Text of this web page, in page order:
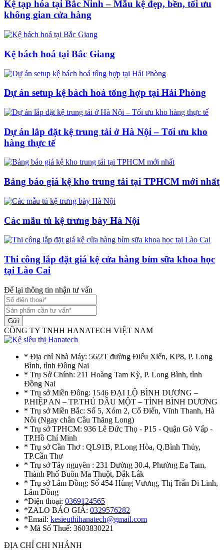
Kệ tạp hóa tại Bắc Ninh – Mẫu kệ đẹp, bền, tối ưu
không gian cửa hàng
Kệ bách hoá tại Bắc Giang
Dự án setup kệ bách hoá tổng hợp tại Hải Phòng
Dự án lắp đặt kệ trung tải ở Hà Nội – Tối ưu kho
hàng thực tế
Bảng báo giá kệ kho trung tải tại TPHCM mới nhất
Các mẫu tủ kệ trưng bày Hà Nội
Thi công lắp đặt giá kệ cửa hàng bỉm sữa khoa học
tại Lào Cai
Để lại thông tin nhận tư vấn
Gửi
CÔNG TY TNHH HANATECH VIỆT NAM
* Địa chỉ Nhà Máy: 56/2T đường Điểu Xiển, KP8, P. Long
Bình, tỉnh Đồng Nai
* Trụ Sở Chính: 211 Hoàng Tam Kỳ, P. Long Bình, tỉnh
Đồng Nai
* Trụ sở Miền Đông: 1546 ĐẠI LỘ BÌNH DƯƠNG –
P.HIỆP AN – TP.THỦ DẦU MỘT – TỈNH BÌNH DƯƠNG
* Trụ sở Miền Bắc: Số 5, Xóm 2, Cổ Điển, Vĩnh Thanh, Hà
Nôi (Ngay chân Cầu Thăng Long)
* Trụ sở TPHCM: 936 Lê Đức Thọ - P15 - Quận Gò Vấp -
TP.Hồ Chí Minh
* Trụ sở Cần Thơ : QL91B, P.Long Hòa, Q.Bình Thủy,
TP.Cần Thơ
* Trụ sở Tây nguyên : 231 Đường 30.4, Phường Ea Tam,
Thành Phố Buôn Ma Thuột, Đắk Lắk
* Trụ sở Lâm Đồng: Số 454 Hùng Vương, Thị Trấn Di Linh,
Lâm Đồng
*Điện thoại: 0369124565
*ZALO BÁO GIÁ: 0329576282
*Email: kesieuthihanatech@gmail.com
* Mã Số Thuế: 3603830221
ĐỊA CHỈ CHI NHÁNH